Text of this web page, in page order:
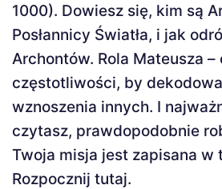
1000). Dowiesz się, kim są
Posłannicy Światła, i jak
Archontów. Rola Mateusza –
częstotliwości, by
wznoszenia innych. I
czytasz, prawdopodobnie
Twoja misja jest zapisana w
Rozpocznij tutaj.